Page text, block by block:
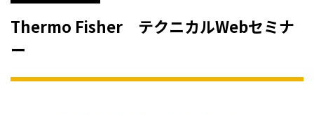
Thermo Fisher テクニカルWebセミナ
ー